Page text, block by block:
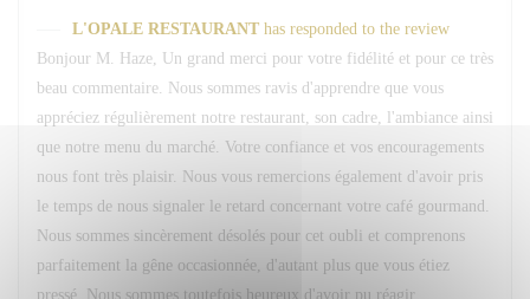
L'OPALE RESTAURANT has responded to the review
Bonjour M. Haze, Un grand merci pour votre fidélité et pour ce très
beau commentaire. Nous sommes ravis d'apprendre que vous
appréciez régulièrement notre restaurant, son cadre, l'ambiance ainsi
que notre menu du marché. Votre confiance et vos encouragements
nous font très plaisir. Nous vous remercions également d'avoir pris
le temps de nous signaler le retard concernant votre café gourmand.
Nous sommes sincèrement désolés pour cet oubli et comprenons
parfaitement la gêne occasionnée, d'autant plus que vous étiez
pressé. Nous sommes toutefois heureux d'avoir pu réagir